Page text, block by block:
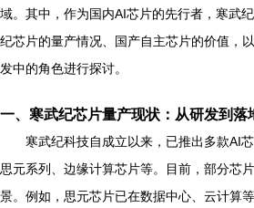
域。其中，作为国内AI芯片的先行者，寒武
纪芯片的量产情况、国产自主芯片的价值，
发中的角色进行探讨。
一、寒武纪芯片量产现状：从研发到落
寒武纪科技自成立以来，已推出多款AI
思元系列、边缘计算芯片等。目前，部分芯
景。例如，思元芯片已在数据中心、云计算